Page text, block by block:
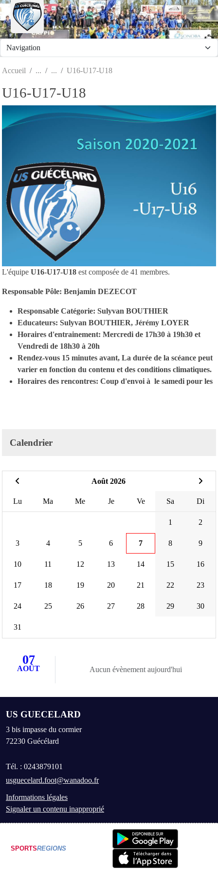
Accueil U16-U17-U18
U16-U17-U18
L'équipe U16-U17-U18 est composée de 41 membres.
Responsable Pôle: Benjamin DEZECOT
Responsable Catégorie: Sulyvan BOUTHIER
Educateurs: Sulyvan BOUTHIER, Jérémy LOYER
Horaires d'entrainement: Mercredi de 17h30 à 19h30 et
Vendredi de 18h30 à 20h
Rendez-vous 15 minutes avant, La durée de la scéance peut
varier en fonction du contenu et des conditions climatiques.
Horaires des rencontres: Coup d'envoi à le samedi pour les
Calendrier
Août 2026
Lu Ma Me Je Ve Sa Di
1 2
3 4 5 6 7 8 9
10 11 12 13 14 15 16
17 18 19 20 21 22 23
24 25 26 27 28 29 30
31
07
AOÛT Aucun évènement aujourd'hui
US GUECELARD
3 bis impasse du cormier
72230 Guécélard
Tél. : 0243879101
usguecelard.foot@wanadoo.fr
Informations légales
Signaler un contenu inapproprié
SPORTSREGIONS
Panneau de gestion des cookies